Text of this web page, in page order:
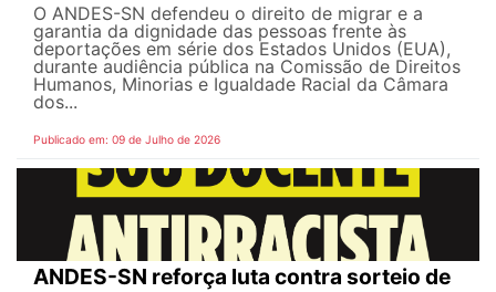
O ANDES-SN defendeu o direito de migrar e a
garantia da dignidade das pessoas frente às
deportações em série dos Estados Unidos (EUA),
durante audiência pública na Comissão de Direitos
Humanos, Minorias e Igualdade Racial da Câmara
dos...
Publicado em: 09 de Julho de 2026
ANDES-SN reforça luta contra sorteio de